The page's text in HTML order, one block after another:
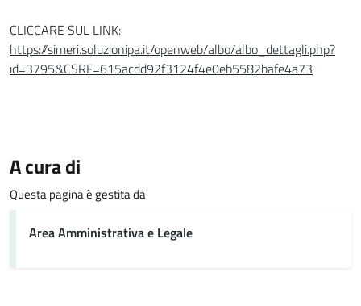
CLICCARE SUL LINK:
https://simeri.soluzionipa.it/openweb/albo/albo_dettagli.php?
id=3795&CSRF=615acdd92f3124f4e0eb5582bafe4a73
A cura di
Questa pagina è gestita da
Area Amministrativa e Legale